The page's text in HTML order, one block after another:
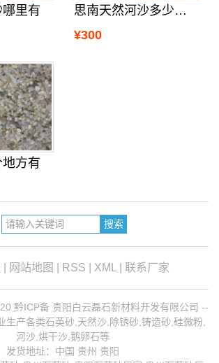
里有
思南天然河沙多少钱一吨
¥300
方有
网站地图 RSS XML 联系厂家
黔ICP备 贵阳白云磊石新材料开发有限公司 --
生产各类石英砂,天然沙,除锈砂,铸造砂,硅微粉,
河沙,烘干沙,鹅卵石等
发货地址：中国 贵州 贵阳